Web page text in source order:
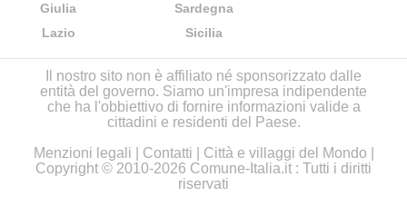
Giulia
Lazio
Sardegna
Sicilia
Il nostro sito non è affiliato né sponsorizzato dalle
entità del governo. Siamo un'impresa indipendente
che ha l'obbiettivo di fornire informazioni valide a
cittadini e residenti del Paese.
Menzioni legali
Contatti Città e villaggi del Mondo
Copyright © 2010-2026 Comune-Italia.it : Tutti i diritti
riservati